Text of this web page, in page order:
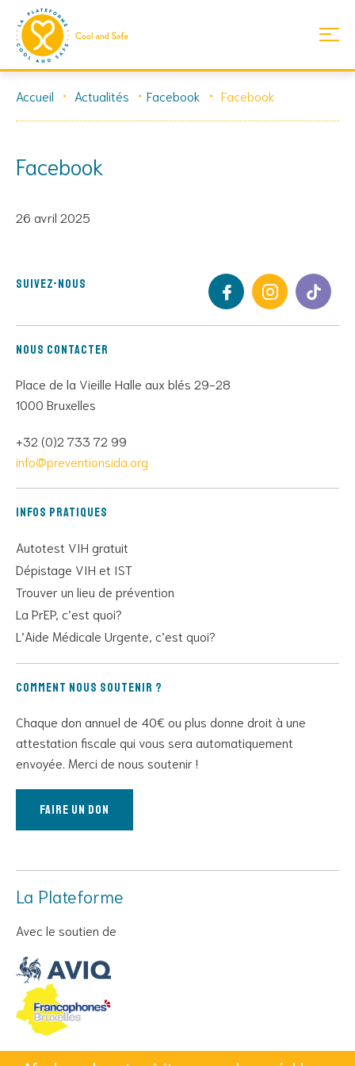
Accueil Actualités Facebook Facebook
Facebook
26 avril 2025
Suivez-nous
Nous contacter
Place de la Vieille Halle aux blés 29-28
1000 Bruxelles
+32 (0)2 733 72 99
info@preventionsida.org
Infos pratiques
Autotest VIH gratuit
Dépistage VIH et IST
Trouver un lieu de prévention
La PrEP, c’est quoi?
L’Aide Médicale Urgente, c’est quoi?
Comment nous soutenir ?
Chaque don annuel de 40€ ou plus donne droit à une
attestation fiscale qui vous sera automatiquement
envoyée. Merci de nous soutenir !
Faire un don
La Plateforme
Avec le soutien de